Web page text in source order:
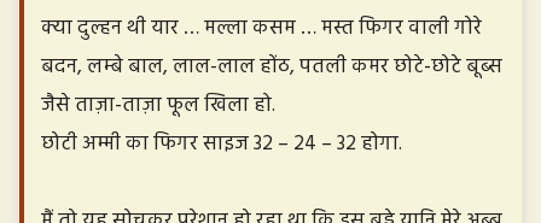
क्या दुल्हन थी यार … मल्ला कसम … मस्त फिगर वाली गोरे
बदन, लम्बे बाल, लाल-लाल होंठ, पतली कमर छोटे-छोटे बूब्स
जैसे ताज़ा-ताज़ा फूल खिला हो.
छोटी अम्मी का फिगर साइज 32 – 24 – 32 होगा.